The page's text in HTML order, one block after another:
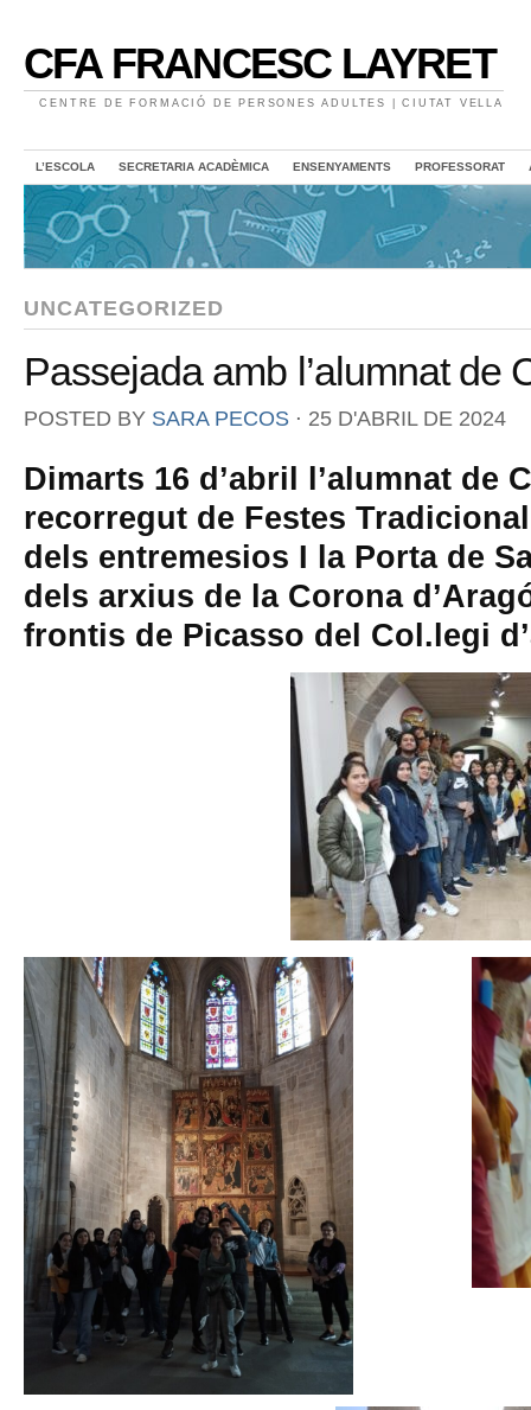
CFA FRANCESC LAYRET
CENTRE DE FORMACIÓ DE PERSONES ADULTES | CIUTAT VELLA
L’ESCOLA SECRETARIA ACADÈMICA ENSENYAMENTS PROFESSORAT
UNCATEGORIZED
Passejada amb l’alumnat de
POSTED BY SARA PECOS ⋅ 25 D'ABRIL DE 2024
Dimarts 16 d’abril l’alumnat de
recorregut de Festes
dels entremesios I la Porta de
dels arxius de la Corona
frontis de Picasso del Col.legi